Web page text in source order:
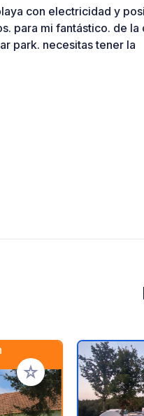
con electricidad y
para mi fantástico. de la
park. necesitas tener la
Ajouter à vos favoris